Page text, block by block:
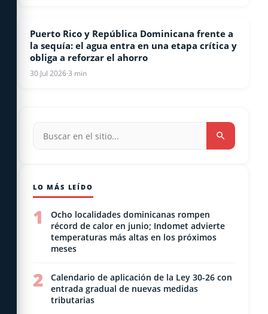
INTERNACIONALES
Puerto Rico y República Dominicana frente a
la sequía: el agua entra en una etapa crítica y
obliga a reforzar el ahorro
30 Jul 2026·3 min
LO MÁS LEÍDO
1
Ocho localidades dominicanas rompen
récord de calor en junio; Indomet advierte
temperaturas más altas en los próximos
meses
2
Calendario de aplicación de la Ley 30-26 con
entrada gradual de nuevas medidas
tributarias